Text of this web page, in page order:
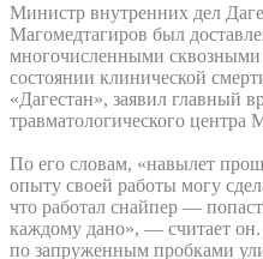
Министр внутренних дел
Магомедтагиров был
многочисленными
состоянии клинической
«Дагестан», заявил главный
травматологического центра
По его словам, «навылет
опыту своей работы могу
что работал снайпер —
каждому дано», — считает он.
по запруженным пробками